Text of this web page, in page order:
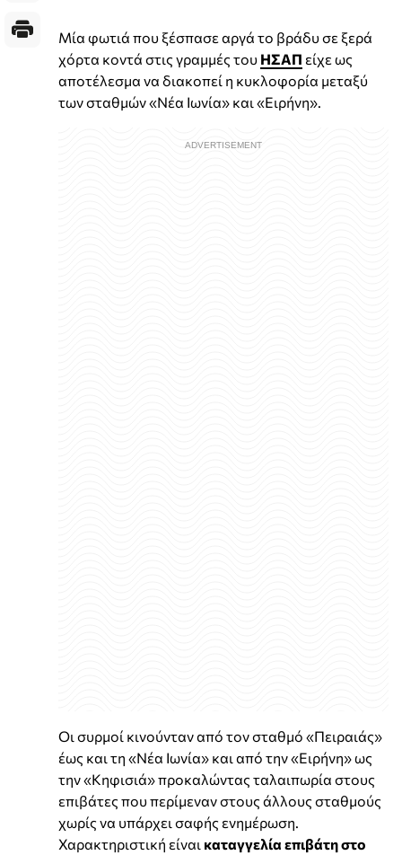
Μία φωτιά που ξέσπασε αργά το βράδυ σε ξερά
χόρτα κοντά στις γραμμές του ΗΣΑΠ είχε ως
αποτέλεσμα να διακοπεί η κυκλοφορία μεταξύ
των σταθμών «Νέα Ιωνία» και «Ειρήνη».
Οι συρμοί κινούνταν από τον σταθμό «Πειραιάς»
έως και τη «Νέα Ιωνία» και από την «Ειρήνη» ως
την «Κηφισιά» προκαλώντας ταλαιπωρία στους
επιβάτες που περίμεναν στους άλλους σταθμούς
χωρίς να υπάρχει σαφής ενημέρωση.
Χαρακτηριστική είναι καταγγελία επιβάτη στο